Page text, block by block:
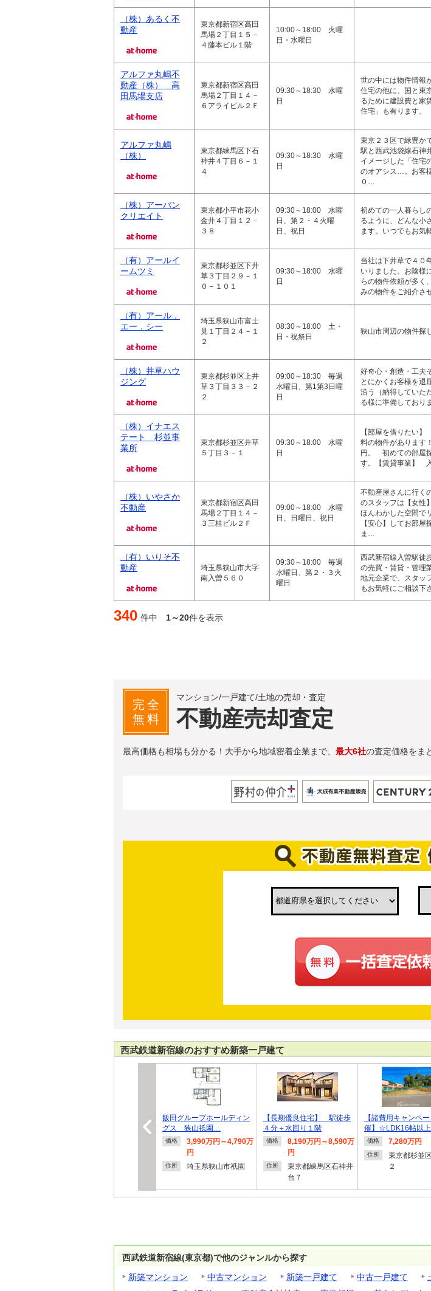
（株）あるく不
動産
東京都新宿区高田
馬場２丁目１５－
４藤本ビル１階
10:00～18:00 火曜
日・水曜日
アルファ丸嶋不
動産（株） 高
田馬場支店
東京都新宿区高田
馬場２丁目１４－
６アライビル２Ｆ
09:30～18:30 水曜
日
世の中には物件情報
住宅の他に、国と東
るために建設費と家
住宅」も有ります
アルファ丸嶋
（株）
東京都練馬区下石
神井４丁目６－１
４
09:30～18:30 水曜
日
東京２３区で緑豊か
駅と西武池袋線石神
イメージした「住宅
のオアシス…。お客
０…
（株）アーバン
クリエイト
東京都小平市花小
金井４丁目１２－
３８
09:30～18:00 水曜
日、第２・４火曜
日、祝日
初めての一人暮らし
るように、どんな小
ます。いつでもお気
（有）アールイ
ームツミ
東京都杉並区下井
草３丁目２９－１
０－１０１
09:30～18:00 水曜
日
当社は下井草で４０
いりました。お陰様
らの物件依頼が多く
みの物件をご紹介さ
（有）アール．
エー．シー
埼玉県狭山市富士
見１丁目２４－１
２
08:30～18:00 土・
日・祝祭日
狭山市周辺の物件探
（株）井草ハウ
ジング
東京都杉並区上井
草３丁目３３－２
２
09:00～18:30 毎週
水曜日、第1第3日曜
日
好奇心・創造・工夫
とにかくお客様を退
沿う（納得していた
る様に準備しており
（株）イナエス
テート 杉並事
業所
東京都杉並区井草
５丁目３－１
09:30～18:00 水曜
日
【部屋を借りたい
料の物件があります
円。 初めての部屋
す。【賃貸事業】
（株）いやさか
不動産
東京都新宿区高田
馬場２丁目１４－
３三桂ビル２Ｆ
09:00～18:00 水曜
日、日曜日、祝日
不動産屋さんに行く
のスタッフは【女性
ほんわかした空間で
【安心】してお部屋
ま…
（有）いりそ不
動産
埼玉県狭山市大字
南入曽５６０
09:30～18:00 毎週
水曜日、第２・３火
曜日
西武新宿線入曽駅徒
の売買・賃貸・管理
地元企業で、スタッ
もお気軽にご相談下
340 件中 1～20件を表示
完全
無料
マンション/一戸建て/土地の売却・査定
不動産売却査定
最高価格も相場も分かる！大手から地域密着企業まで、 最大6社の査定価格をま
西武鉄道新宿線のおすすめ新築一戸建て
飯田グループホールディン
グス 狭山祇園…
価格
3,990万円～4,790万
円
住所 埼玉県狭山市祇園
【長期優良住宅】 駅徒歩
４分＋水回り１階
価格
8,190万円～8,590万
円
住所
東京都練馬区石神井
台７
【諸費用キャンペ
催】☆LDK16帖以
価格 7,280万円
住所
東京都杉並
２
西武鉄道新宿線(東京都)で他のジャンルから探す
新築マンション
中古マンション 新築一戸建て 中古一戸建て